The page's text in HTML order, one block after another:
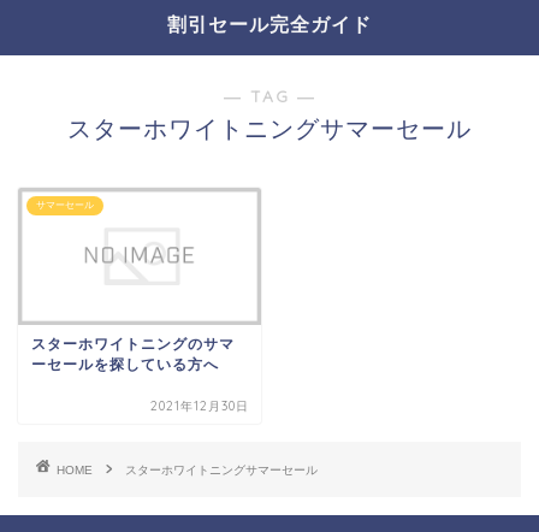
割引セール完全ガイド
― TAG ―
スターホワイトニングサマーセール
サマーセール
スターホワイトニングのサマ
ーセールを探している方へ
2021年12月30日
HOME スターホワイトニングサマーセール